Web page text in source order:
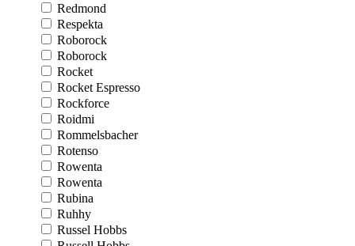
Redmond
Respekta
Roborock
Roborock
Rocket
Rocket Espresso
Rockforce
Roidmi
Rommelsbacher
Rotenso
Rowenta
Rowenta
Rubina
Ruhhy
Russel Hobbs